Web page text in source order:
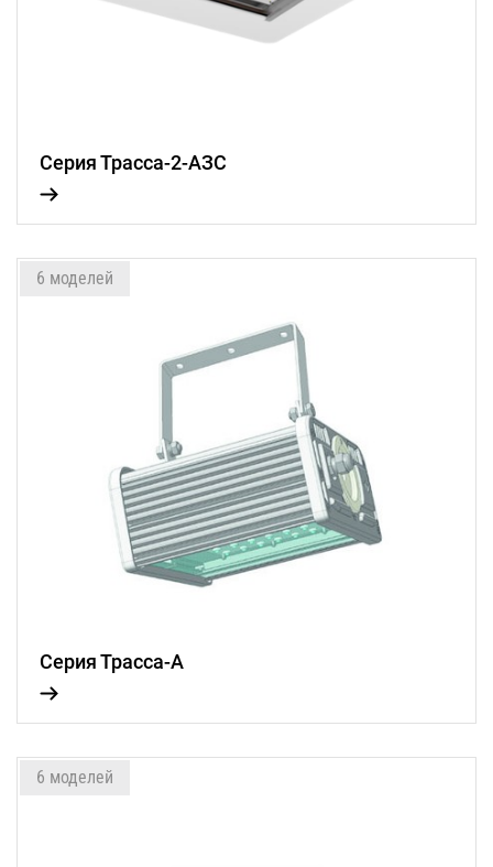
Серия Трасса-2-АЗС
6 моделей
Серия Трасса-А
6 моделей